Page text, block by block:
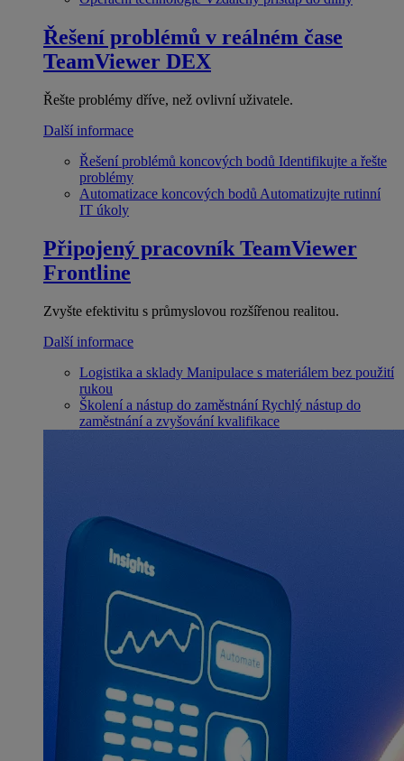
Řešení problémů v reálném čase
TeamViewer DEX
Řešte problémy dříve, než ovlivní uživatele.
Další informace
Řešení problémů koncových bodů Identifikujte a řešte
problémy
Automatizace koncových bodů Automatizujte rutinní
IT úkoly
Připojený pracovník TeamViewer
Frontline
Zvyšte efektivitu s průmyslovou rozšířenou realitou.
Další informace
Logistika a sklady Manipulace s materiálem bez použití
rukou
Školení a nástup do zaměstnání Rychlý nástup do
zaměstnání a zvyšování kvalifikace